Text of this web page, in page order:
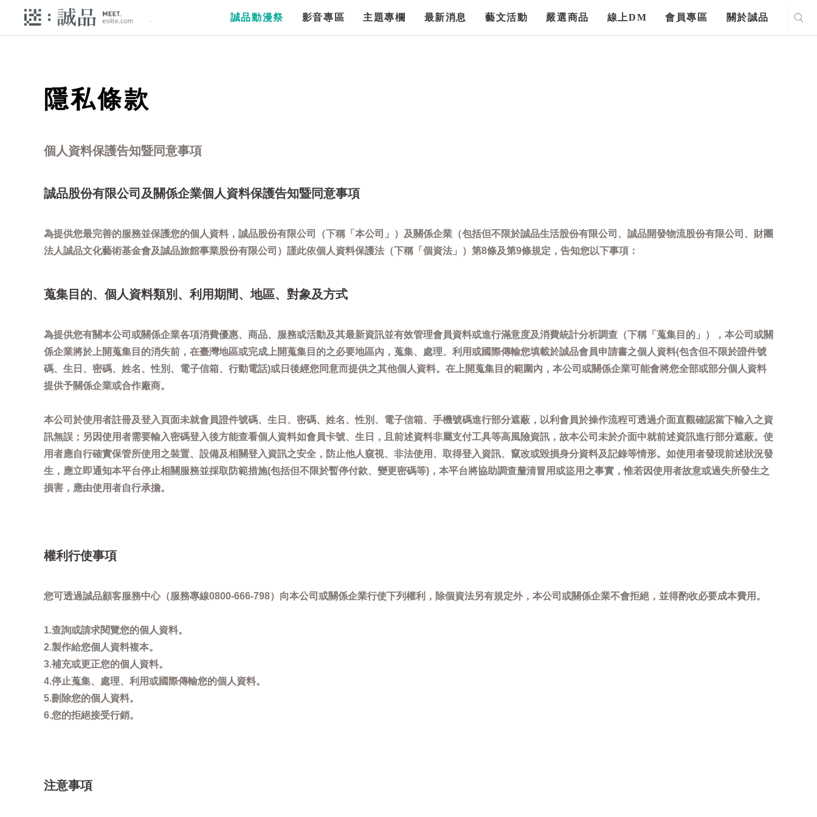
誠品動漫祭 影音專區 主題專欄 最新消息 藝文活動 嚴選商品 線上DM 會員專區 關於誠品
隱私條款
個人資料保護告知暨同意事項
誠品股份有限公司及關係企業個人資料保護告知暨同意事項
為提供您最完善的服務並保護您的個人資料，誠品股份有限公司（下稱「本公司」）及關係企業（包括但不限於誠品生活股份有限公司、誠品開發物流股份有限公司、財團
法人誠品文化藝術基金會及誠品旅館事業股份有限公司）謹此依個人資料保護法（下稱「個資法」）第8條及第9條規定，告知您以下事項：
蒐集目的、個人資料類別、利用期間、地區、對象及方式
為提供您有關本公司或關係企業各項消費優惠、商品、服務或活動及其最新資訊並有效管理會員資料或進行滿意度及消費統計分析調查（下稱「蒐集目的」），本公司或關
係企業將於上開蒐集目的消失前，在臺灣地區或完成上開蒐集目的之必要地區內，蒐集、處理、利用或國際傳輸您填載於誠品會員申請書之個人資料(包含但不限於證件號
碼、生日、密碼、姓名、性別、電子信箱、行動電話)或日後經您同意而提供之其他個人資料。在上開蒐集目的範圍內，本公司或關係企業可能會將您全部或部分個人資料
提供予關係企業或合作廠商。
本公司於使用者註冊及登入頁面未就會員證件號碼、生日、密碼、姓名、性別、電子信箱、手機號碼進行部分遮蔽，以利會員於操作流程可透過介面直觀確認當下輸入之資
訊無誤；另因使用者需要輸入密碼登入後方能查看個人資料如會員卡號、生日，且前述資料非屬支付工具等高風險資訊，故本公司未於介面中就前述資訊進行部分遮蔽。使
用者應自行確實保管所使用之裝置、設備及相關登入資訊之安全，防止他人窺視、非法使用、取得登入資訊、竄改或毀損身分資料及記錄等情形。如使用者發現前述狀況發
生，應立即通知本平台停止相關服務並採取防範措施(包括但不限於暫停付款、變更密碼等)，本平台將協助調查釐清冒用或盜用之事實，惟若因使用者故意或過失所發生之
損害，應由使用者自行承擔。
權利行使事項
您可透過誠品顧客服務中心（服務專線0800-666-798）向本公司或關係企業行使下列權利，除個資法另有規定外，本公司或關係企業不會拒絕，並得酌收必要成本費用。
1.查詢或請求閱覽您的個人資料。
2.製作給您個人資料複本。
3.補充或更正您的個人資料。
4.停止蒐集、處理、利用或國際傳輸您的個人資料。
5.刪除您的個人資料。
6.您的拒絕接受行銷。
注意事項